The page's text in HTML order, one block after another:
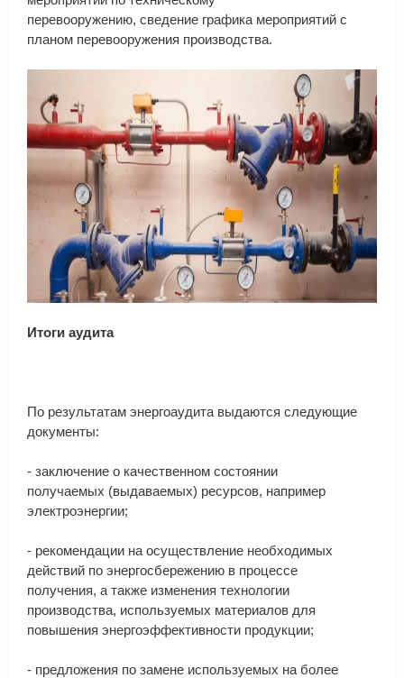
перевооружению, сведение графика мероприятий с
планом перевооружения производства.
Итоги аудита
По результатам энергоаудита выдаются следующие
документы:
- заключение о качественном состоянии
получаемых (выдаваемых) ресурсов, например
электроэнергии;
- рекомендации на осуществление необходимых
действий по энергосбережению в процессе
получения, а также изменения технологии
производства, используемых материалов для
повышения энергоэффективности продукции;
- предложения по замене используемых на более